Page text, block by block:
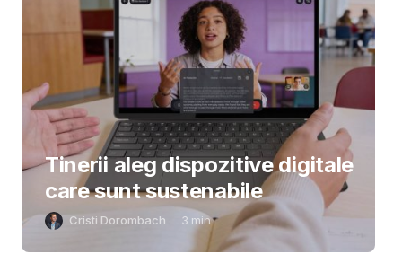
Tinerii aleg dispozitive digitale
care sunt sustenabile
Cristi Dorombach 3 min